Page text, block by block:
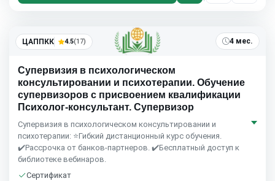
5.0(1)
ЦАППКК 4.5(17) 4 мес.
Супервизия в психологическом
консультировании и психотерапии. Обучение
супервизоров с присвоением квалификации
Психолог-консультант. Супервизор
Супервизия в психологическом консультировании и
психотерапии: ⭐Гибкий дистанционный курс обучения.
✔️Рассрочка от банков-партнеров. ✔️Бесплатный доступ к
библиотеке вебинаров.
Сертификат